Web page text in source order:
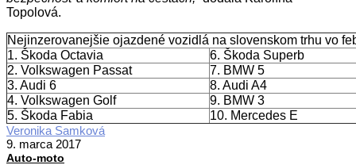
Topolová.
Nejinzerovanejšie ojazdené vozidlá na slovenskom trhu vo
1. Škoda Octavia
6. Škoda Superb
2. Volkswagen Passat
7. BMW 5
3. Audi 6
8. Audi A4
4. Volkswagen Golf
9. BMW 3
5. Škoda Fabia
10. Mercedes E
2017-
03-
09
Veronika Samková
9. marca 2017
Auto-moto